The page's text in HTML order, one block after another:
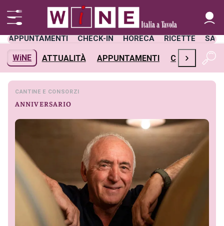
APPUNTAMENTI CHECK-IN HORECA RICETTE
WiNE ATTUALITÀ APPUNTAMENTI CHECK-IN
›
CANTINE E CONSORZI
ANNIVERSARIO